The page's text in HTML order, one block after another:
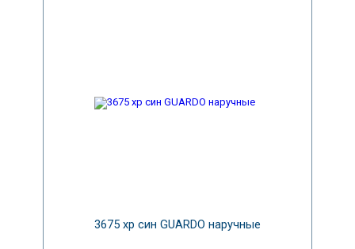
3675 хр син GUARDO наручные